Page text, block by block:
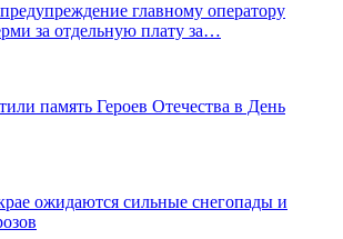
главному оператору
за отдельную плату за…
память Героев Отечества в День
ожидаются сильные снегопады и